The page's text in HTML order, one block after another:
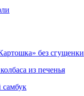
без сгущенки
из печенья